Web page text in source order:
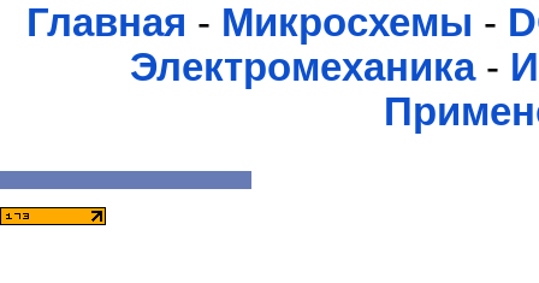
Главная - Микросхемы -
Электромеханика-